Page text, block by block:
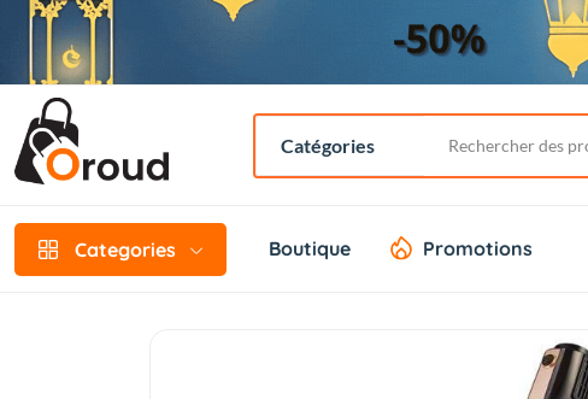
Categories Boutique Promotions